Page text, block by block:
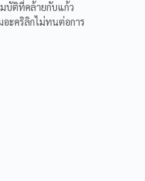
บัติที่คล้ายกับแก้ว
ะคริลิกไม่ทนต่อการ